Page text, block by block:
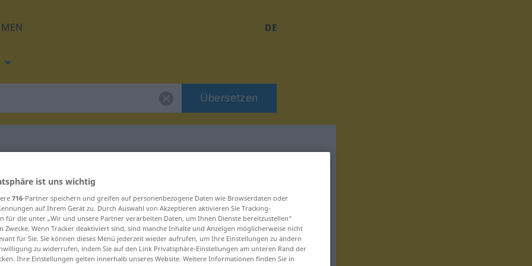
DE
Übersetzen
für "auflachen"
ist uns wichtig
716-Partner speichern und greifen auf personenbezogene Daten wie Browserdaten oder
auf Ihrem Gerät zu. Durch Auswahl von Akzeptieren aktivieren Sie Tracking-
für die unter „Wir und unsere Partner verarbeiten Daten, um Ihnen Dienste bereitzustellen“
Zwecke. Wenn Tracker deaktiviert sind, sind manche Inhalte und Anzeigen möglicherweise nicht
für Sie. Sie können dieses Menü jederzeit wieder aufrufen, um Ihre Einstellungen zu ändern
zu widerrufen, indem Sie auf den Link Privatsphäre-Einstellungen am unteren Rand der
Ihre Einstellungen gelten innerhalb unseres Website. Weitere Informationen finden Sie in